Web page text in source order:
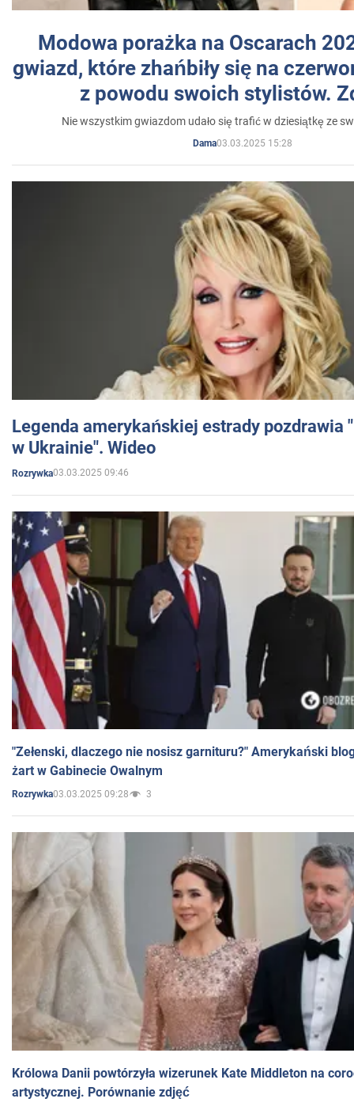
Modowa porażka na Oscarach
gwiazd, które zhańbiły się na
z powodu swoich stylistów.
Nie wszystkim gwiazdom udało się trafić w dziesiątkę ze
Dama03.03.2025 15:28
Legenda amerykańskiej estrady pozdrawia
w Ukrainie". Wideo
Rozrywka03.03.2025 09:46
"Zełenski, dlaczego nie nosisz garnituru?" Amerykański
żart w Gabinecie Owalnym
Rozrywka03.03.2025 09:28 3
Królowa Danii powtórzyła wizerunek Kate Middleton na
artystycznej. Porównanie zdjęć